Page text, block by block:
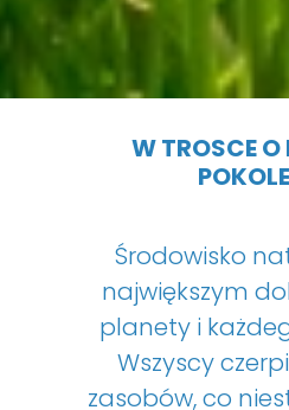
W TROSCE O
Środowisko
największym
planety i
Wszyscy
zasobów, co